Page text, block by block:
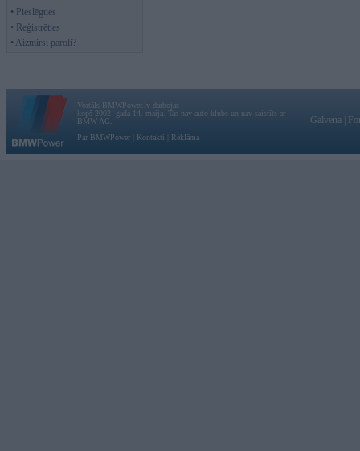
• Pieslēgties
• Reģistrēties
• Aizmirsi paroli?
Vortāls BMWPower.lv darbojas
kopš 2002. gada 14. maija. Tas nav auto klubs un nav saistīts ar
BMW AG.
Par BMWPower
Kontakti Reklāma
Galvena